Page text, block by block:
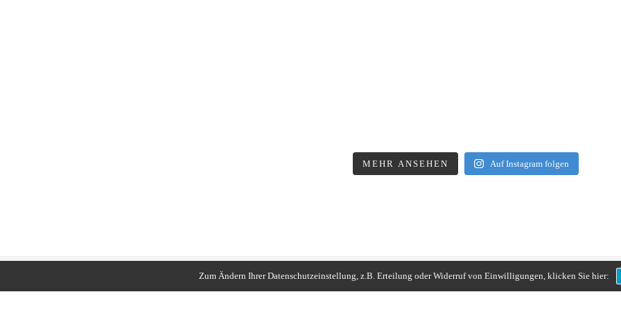
MEHR ANSEHEN Auf Instagram folgen
Zum Ändern Ihrer Datenschutzeinstellung, z.B. Erteilung oder Widerruf von Einwilligungen, klicken Sie hier: